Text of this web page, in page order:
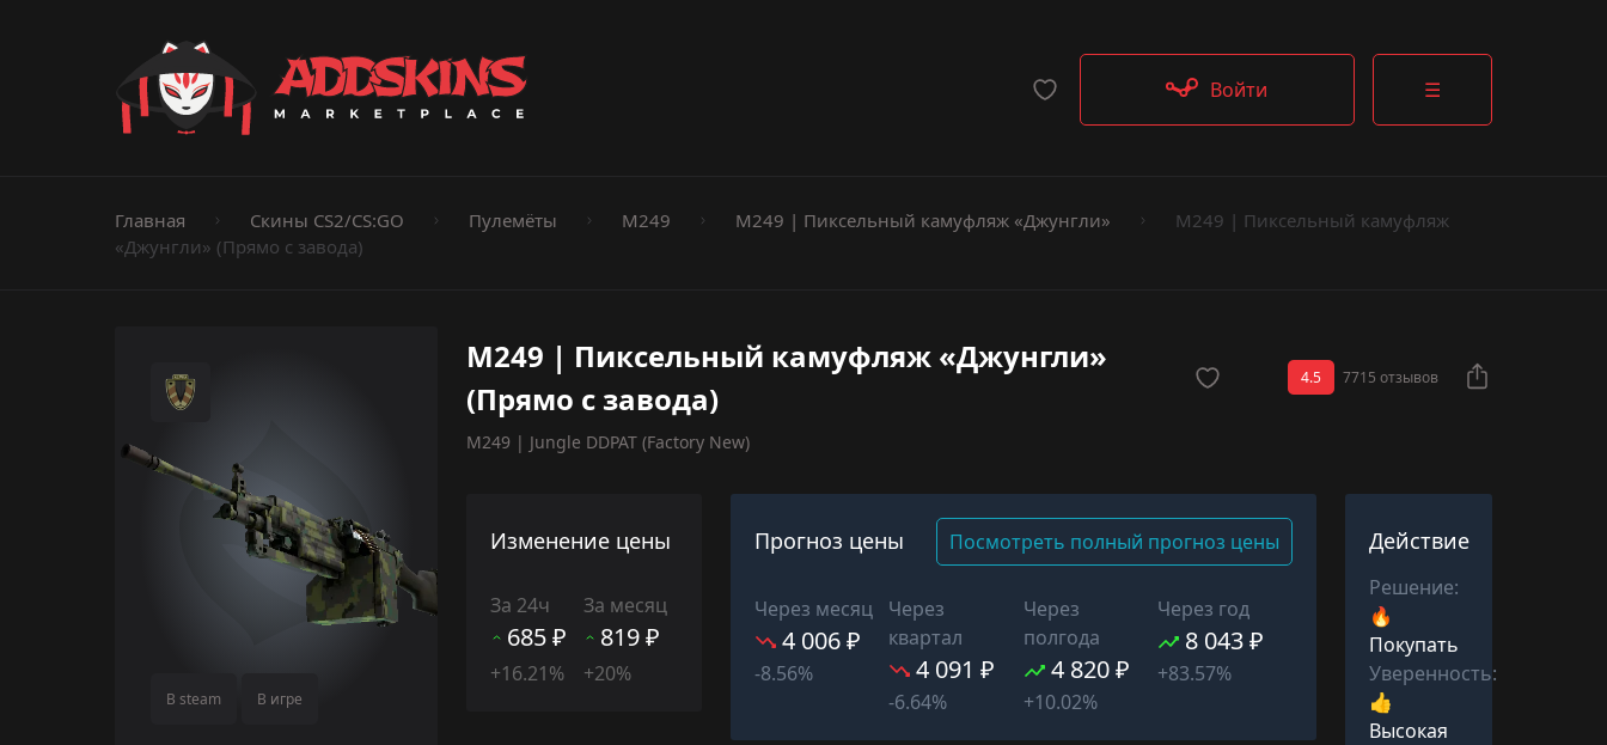
☰
Пистолеты
Ножи
Штурмовые винтовки
Войти
Главная Скины CS2/CS:GO Пулемёты M249 M249 | Пиксельный камуфляж «Джунгли»
M249 | Пиксельный камуфляж
«Джунгли» (Прямо с завода)
M249 | Пиксельный камуфляж «Джунгли»
(Прямо с завода)
M249 | Jungle DDPAT (Factory New)
4.5 7715 отзывов
В steam В игре
Изменение цены
За 24ч
685 ₽
+16.21%
За месяц
819 ₽
+20%
Прогноз цены Посмотреть полный прогноз цены
Через месяц
4 006 ₽
-8.56%
Через
квартал
4 091 ₽
-6.64%
Через
полгода
4 820 ₽
+10.02%
Через год
8 043 ₽
+83.57%
Действие
Решение:
🔥
Покупать
Уверенность:
👍
Высокая